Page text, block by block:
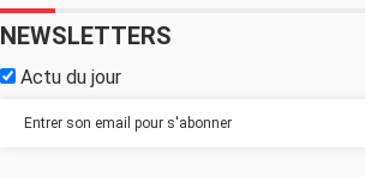
NEWSLETTERS
Actu du jour